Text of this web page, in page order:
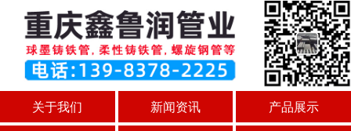
关于我们 新闻资讯
产品展示